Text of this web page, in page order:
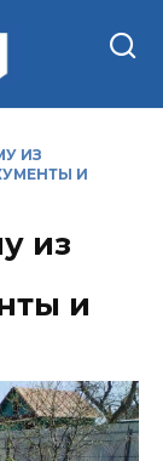
ИЗ
И
из
и